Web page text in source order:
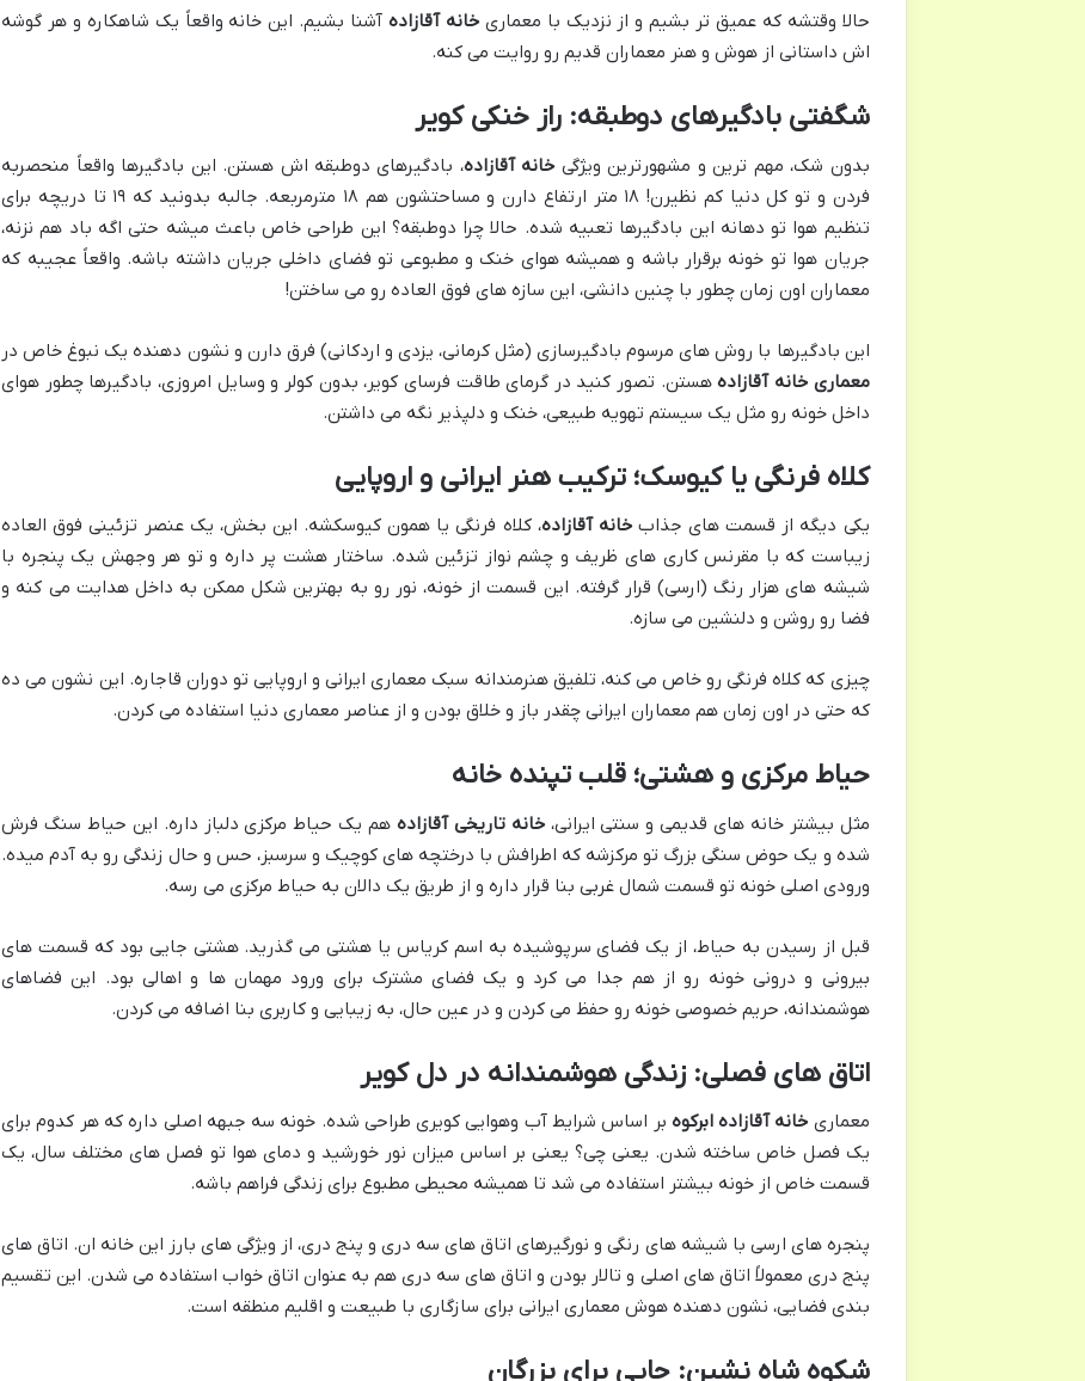
حالا وقتشه که عمیق تر بشیم و از نزدیک با معماریخانه آقازادهآشنا بشیم. این خانه واقعاً یک شاهکاره و هر گوشه
اش داستانی از هوش و هنر معماران قدیم رو روایت می کنه.
شگفتی بادگیرهای دوطبقه: راز خنکی کویر
بدون شک، مهم ترین و مشهورترین ویژگی خانه آقازاده، بادگیرهای دوطبقه اش هستن. این بادگیرها واقعاً منحصربه
فردن و تو کل دنیا کم نظیرن! ۱۸ متر ارتفاع دارن و مساحتشون هم ۱۸ مترمربعه. جالبه بدونید که ۱۹ تا دریچه برای
تنظیم هوا تو دهانه این بادگیرها تعبیه شده. حالا چرا دوطبقه؟ این طراحی خاص باعث میشه حتی اگه باد هم نزنه،
جریان هوا تو خونه برقرار باشه و همیشه هوای خنک و مطبوعی تو فضای داخلی جریان داشته باشه. واقعاً عجیبه که
معماران اون زمان چطور با چنین دانشی، این سازه های فوق العاده رو می ساختن!
این بادگیرها با روش های مرسوم بادگیرسازی (مثل کرمانی، یزدی و اردکانی) فرق دارن و نشون دهنده یک نبوغ خاص در
معماری خانه آقازادههستن. تصور کنید در گرمای طاقت فرسای کویر، بدون کولر و وسایل امروزی، بادگیرها چطور هوای
داخل خونه رو مثل یک سیستم تهویه طبیعی، خنک و دلپذیر نگه می داشتن.
کلاه فرنگی یا کیوسک؛ ترکیب هنر ایرانی و اروپایی
یکی دیگه از قسمت های جذابخانه آقازاده، کلاه فرنگی یا همون کیوسکشه. این بخش، یک عنصر تزئینی فوق العاده
زیباست که با مقرنس کاری های ظریف و چشم نواز تزئین شده. ساختار هشت پر داره و تو هر وجهش یک پنجره با
شیشه های هزار رنگ (ارسی) قرار گرفته. این قسمت از خونه، نور رو به بهترین شکل ممکن به داخل هدایت می کنه و
فضا رو روشن و دلنشین می سازه.
چیزی که کلاه فرنگی رو خاص می کنه، تلفیق هنرمندانه سبک معماری ایرانی و اروپایی تو دوران قاجاره. این نشون می ده
که حتی در اون زمان هم معماران ایرانی چقدر باز و خلاق بودن و از عناصر معماری دنیا استفاده می کردن.
حیاط مرکزی و هشتی؛ قلب تپنده خانه
مثل بیشتر خانه های قدیمی و سنتی ایرانی،خانه تاریخی آقازاده هم یک حیاط مرکزی دلباز داره. این حیاط سنگ فرش
شده و یک حوض سنگی بزرگ تو مرکزشه که اطرافش با درختچه های کوچیک و سرسبز، حس و حال زندگی رو به آدم میده.
ورودی اصلی خونه تو قسمت شمال غربی بنا قرار داره و از طریق یک دالان به حیاط مرکزی می رسه.
قبل از رسیدن به حیاط، از یک فضای سرپوشیده به اسم کریاس یا هشتی می گذرید. هشتی جایی بود که قسمت های
بیرونی و درونی خونه رو از هم جدا می کرد و یک فضای مشترک برای ورود مهمان ها و اهالی بود. این فضاهای
هوشمندانه، حریم خصوصی خونه رو حفظ می کردن و در عین حال، به زیبایی و کاربری بنا اضافه می کردن.
اتاق های فصلی: زندگی هوشمندانه در دل کویر
معماری خانه آقازاده ابرکوه بر اساس شرایط آب وهوایی کویری طراحی شده. خونه سه جبهه اصلی داره که هر کدوم برای
یک فصل خاص ساخته شدن. یعنی چی؟ یعنی بر اساس میزان نور خورشید و دمای هوا تو فصل های مختلف سال، یک
قسمت خاص از خونه بیشتر استفاده می شد تا همیشه محیطی مطبوع برای زندگی فراهم باشه.
پنجره های ارسی با شیشه های رنگی و نورگیرهای اتاق های سه دری و پنج دری، از ویژگی های بارز این خانه ان. اتاق های
پنج دری معمولاً اتاق های اصلی و تالار بودن و اتاق های سه دری هم به عنوان اتاق خواب استفاده می شدن. این تقسیم
بندی فضایی، نشون دهنده هوش معماری ایرانی برای سازگاری با طبیعت و اقلیم منطقه است.
شکوه شاه نشین: جایی برای بزرگان